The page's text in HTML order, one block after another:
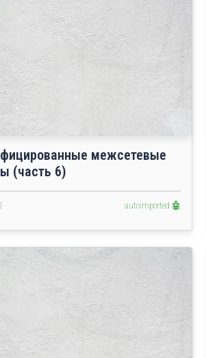
межсетевые
(часть 6)
autoimported 🤖